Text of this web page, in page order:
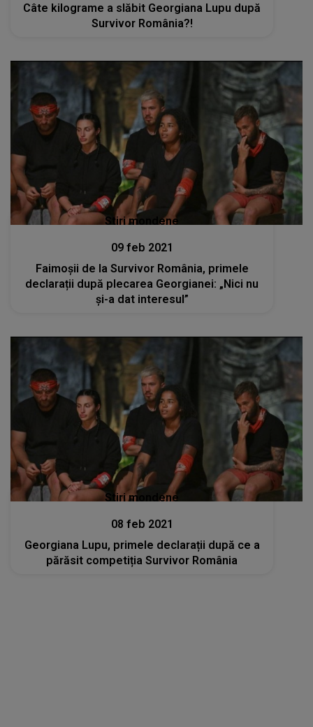
Câte kilograme a slăbit Georgiana Lupu după
Survivor România?!
Stiri mondene
09 feb 2021
Faimoșii de la Survivor România, primele
declarații după plecarea Georgianei: „Nici nu
și-a dat interesul”
Stiri mondene
08 feb 2021
Georgiana Lupu, primele declarații după ce a
părăsit competiția Survivor România